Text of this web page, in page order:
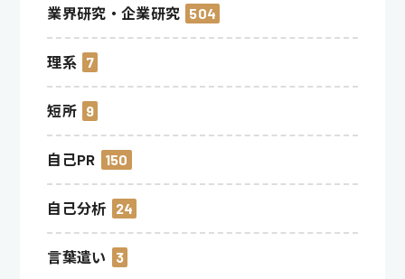
業界研究・企業研究 504
理系 7
短所 9
自己PR 150
自己分析 24
言葉遣い 3